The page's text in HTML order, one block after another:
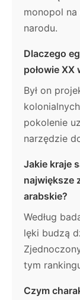
monopol
narodu.
Dlaczego
połowie XX
Był on
pokolenie
narzędzie
Jakie kraje
największe
arabskie?
Według
lęki budzą
tym
Czym